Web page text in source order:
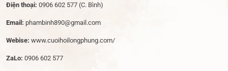
Điện thoại: 0906 602 577 (C. Bình)
Email: phambinh890@gmail.com
Webise: www.cuoihoilongphung.com/
ZaLo: 0906 602 577